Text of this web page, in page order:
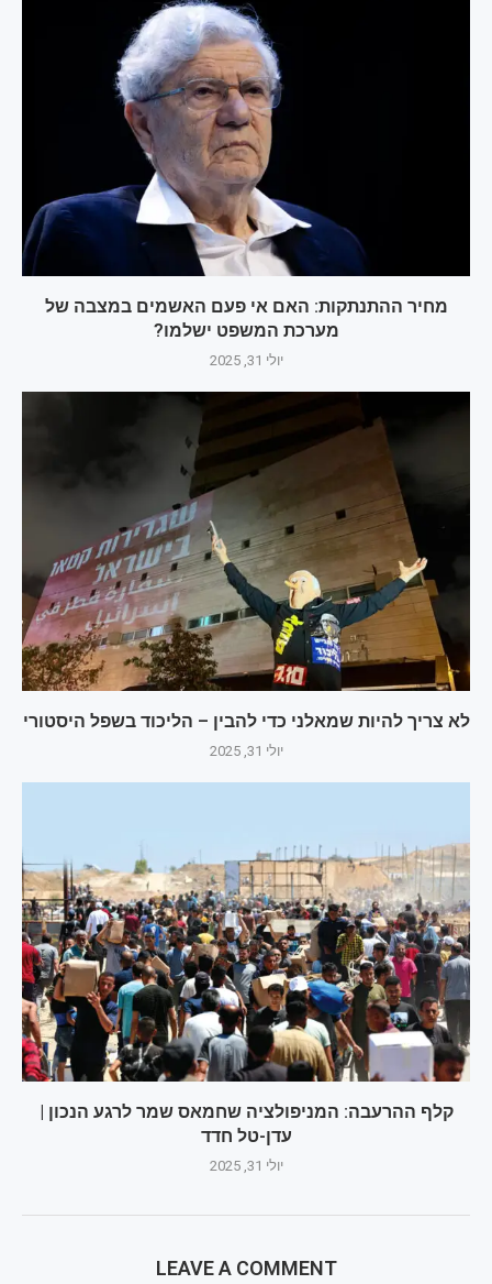
מחיר ההתנתקות: האם אי פעם האשמים במצבה של
מערכת המשפט ישלמו?
יולי 31, 2025
לא צריך להיות שמאלני כדי להבין – הליכוד בשפל היסטורי
יולי 31, 2025
קלף ההרעבה: המניפולציה שחמאס שמר לרגע הנכון |
עדן-טל חדד
יולי 31, 2025
LEAVE A COMMENT